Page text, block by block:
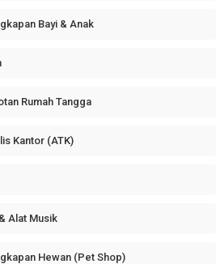
Bayi & Anak
Rumah Tangga
Kantor (ATK)
Alat Musik
Hewan (Pet Shop)